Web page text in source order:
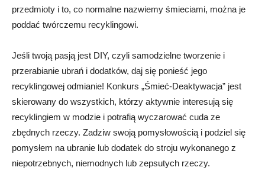
przedmioty i to, co normalne nazwiemy śmieciami, można je
poddać twórczemu recyklingowi.
Jeśli twoją pasją jest DIY, czyli samodzielne tworzenie i
przerabianie ubrań i dodatków, daj się ponieść jego
recyklingowej odmianie! Konkurs „Śmieć-Deaktywacja” jest
skierowany do wszystkich, którzy aktywnie interesują się
recyklingiem w modzie i potrafią wyczarować cuda ze
zbędnych rzeczy. Zadziw swoją pomysłowością i podziel się
pomysłem na ubranie lub dodatek do stroju wykonanego z
niepotrzebnych, niemodnych lub zepsutych rzeczy.